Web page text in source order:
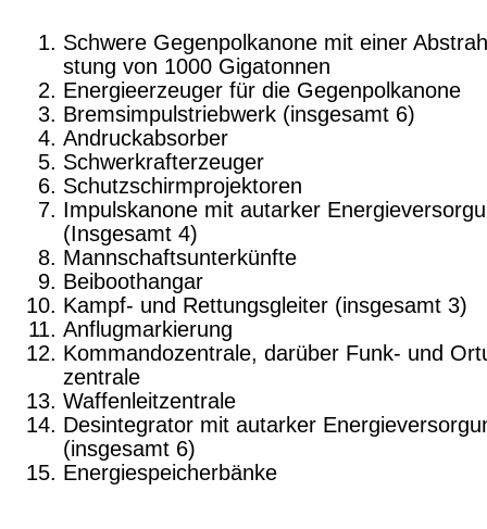
Schwere Gegenpolkanone mit einer
stung von 1000 Gigatonnen
Energieerzeuger für die Gegenpolkanone
Bremsimpulstriebwerk (insgesamt 6)
Andruckabsorber
Schwerkrafterzeuger
Schutzschirmprojektoren
Impulskanone mit autarker
(Insgesamt 4)
Mannschaftsunterkünfte
Beiboothangar
Kampf- und Rettungsgleiter (insgesamt 3)
Anflugmarkierung
Kommandozentrale, darüber Funk- und
zentrale
Waffenleitzentrale
Desintegrator mit autarker
(insgesamt 6)
Energiespeicherbänke